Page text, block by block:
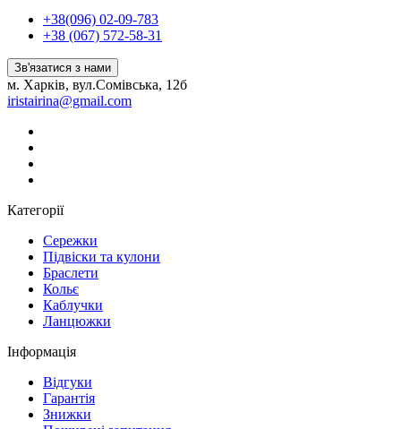
+38(096) 02-09-783
+38 (067) 572-58-31
Зв'язатися з нами
м. Харків, вул.Сомівська, 12б
iristairina@gmail.com
Категорії
Сережки
Підвіски та кулони
Браслети
Кольє
Каблучки
Ланцюжки
Інформація
Вiдгуки
Гарантія
Знижки